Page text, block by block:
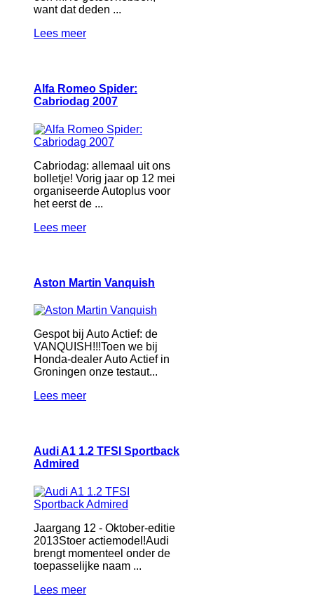
want dat deden ...
Lees meer
Alfa Romeo Spider:
Cabriodag 2007
Cabriodag: allemaal uit ons
bolletje! Vorig jaar op 12 mei
organiseerde Autoplus voor
het eerst de ...
Lees meer
Aston Martin Vanquish
Gespot bij Auto Actief: de
VANQUISH!!!Toen we bij
Honda-dealer Auto Actief in
Groningen onze testaut...
Lees meer
Audi A1 1.2 TFSI Sportback
Admired
Jaargang 12 - Oktober-editie
2013Stoer actiemodel!Audi
brengt momenteel onder de
toepasselijke naam ...
Lees meer